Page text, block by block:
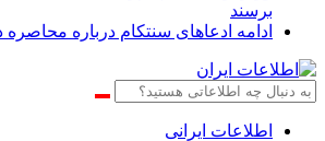
برسند
ادامه ادعاهای سنتکام درباره محاصره
اطلاعات‌ ‎ایرانی